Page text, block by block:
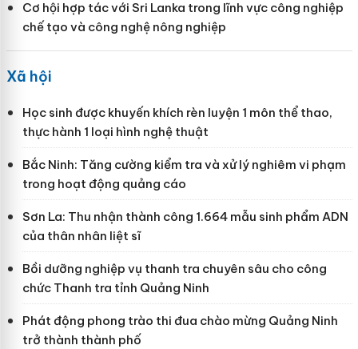
Cơ hội hợp tác với Sri Lanka trong lĩnh vực công nghiệp
chế tạo và công nghệ nông nghiệp
Xã hội
Học sinh được khuyến khích rèn luyện 1 môn thể thao,
thực hành 1 loại hình nghệ thuật
Bắc Ninh: Tăng cường kiểm tra và xử lý nghiêm vi phạm
trong hoạt động quảng cáo
Sơn La: Thu nhận thành công 1.664 mẫu sinh phẩm ADN
của thân nhân liệt sĩ
Bồi dưỡng nghiệp vụ thanh tra chuyên sâu cho công
chức Thanh tra tỉnh Quảng Ninh
Phát động phong trào thi đua chào mừng Quảng Ninh
trở thành thành phố